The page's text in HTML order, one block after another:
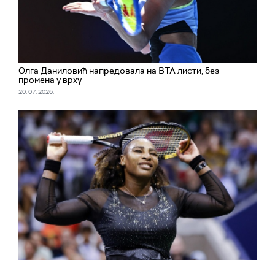
Олга Даниловић напредовала на ВТА листи, без
промена у врху
20. 07. 2026.